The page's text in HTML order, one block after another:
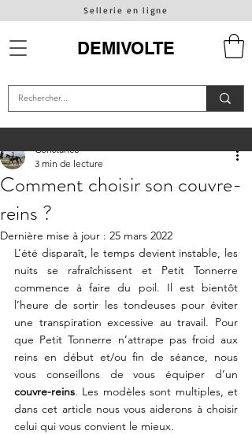
Sellerie en ligne
DEMIVOLTE
Comment choisir son couvre-
reins ?
Constance
3 min de lecture
Dernière mise à jour : 25 mars 2022
L’été disparaît, le temps devient instable, les
nuits se rafraîchissent et Petit Tonnerre
commence à faire du poil. Il est bientôt
l’heure de sortir les tondeuses pour éviter
une transpiration excessive au travail. Pour
que Petit Tonnerre n’attrape pas froid aux
reins en début et/ou fin de séance, nous
couvre-reins. Les modèles sont multiples, et
dans cet article nous vous aiderons à choisir
celui qui vous convient le mieux.